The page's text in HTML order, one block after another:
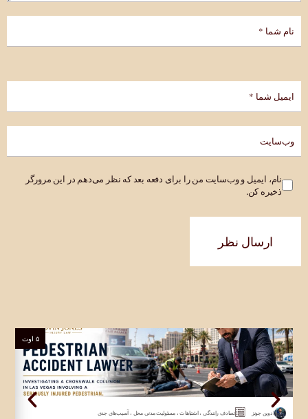
نام، ایمیل و وب‌سایت من را برای دفعه بعد که نظر می‌دهم در این مرورگر
ذخیره کن.
ارسال نظر
۵ اوت
ادوین جونز تصادف رانندگی ،اشتباهات،مسئولیت مدنی محل ، آسیب‌های جدی